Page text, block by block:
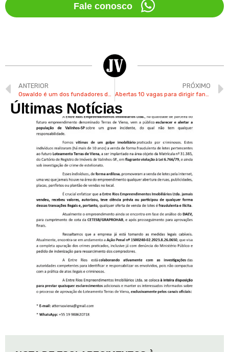
Fale conosco
ANTERIOR
Oswaldo é um dos fundadores da Associação Afro-Brasileira de Valinhos
PRÓXIMO
Abertas 10 vagas para dirigir fanfarras em escolas de Valinhos
Últimas Notícias